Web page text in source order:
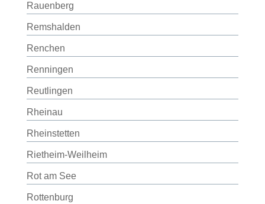
Rauenberg
Remshalden
Renchen
Renningen
Reutlingen
Rheinau
Rheinstetten
Rietheim-Weilheim
Rot am See
Rottenburg